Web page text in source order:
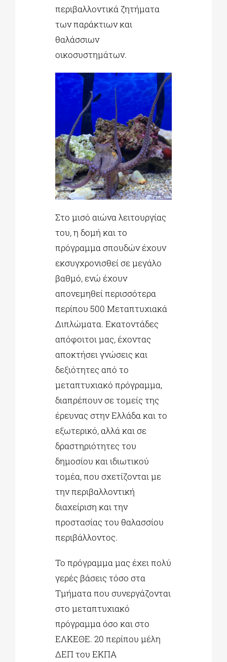
περιβαλλοντικά ζητήματα
των παράκτιων και
θαλάσσιων
οικοσυστημάτων.
Στο μισό αιώνα λειτουργίας
του, η δομή και το
πρόγραμμα σπουδών έχουν
εκσυγχρονισθεί σε μεγάλο
βαθμό, ενώ έχουν
απονεμηθεί περισσότερα
περίπου 500 Μεταπτυχιακά
Διπλώματα. Εκατοντάδες
απόφοιτοι μας, έχοντας
αποκτήσει γνώσεις και
δεξιότητες από το
μεταπτυχιακό πρόγραμμα,
διαπρέπουν σε τομείς της
έρευνας στην Ελλάδα και το
εξωτερικό, αλλά και σε
δραστηριότητες του
δημοσίου και ιδιωτικού
τομέα, που σχετίζονται με
την περιβαλλοντική
διαχείριση και την
προστασίας του θαλασσίου
περιβάλλοντος.
Το πρόγραμμα μας έχει πολύ
γερές βάσεις τόσο στα
Τμήματα που συνεργάζονται
στο μεταπτυχιακό
πρόγραμμα όσο και στο
ΕΛΚΕΘΕ. 20 περίπου μέλη
ΔΕΠ του ΕΚΠΑ